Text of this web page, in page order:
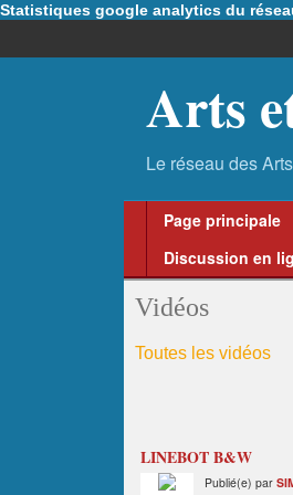
Statistiques google analytics du
Arts
Page principale
Discussion en
Vidéos
Toutes les vidéos
LINEBOT B&W
Publié(e) par